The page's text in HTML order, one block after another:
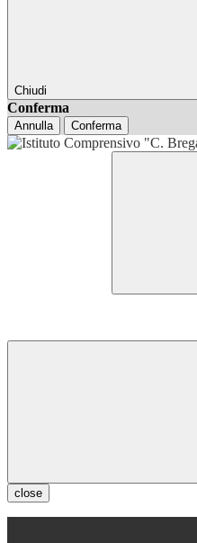
Chiudi
Conferma
Annulla Conferma
close